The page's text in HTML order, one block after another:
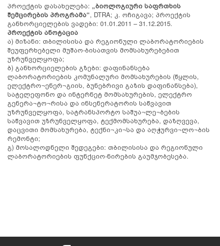
პროექტის დასახელება: „ბიოლოგიური საფრთხის
შემცირების პროგრამა“, DTRA; კ. ოჩიგავა; პროექტის
განხორციელების ვადები: 01.01.2011 – 31.12.2015.
პროექტის ანოტაცია
ა) მიზანი: თბილისისა და რეგიონული ლაბორატორიების
შეუფერხებელი მუშაო-ბისათვის მომსახურებებით
უზრუნველყოფა;
ბ) განხორციელების გზები: დაფინანსება
ლაბორატორიების კომუნალური მომსახურების (წყლის,
ელექტრო¬ენერ¬გიის, ბუნებრივი გაზის დაფინანსება),
სატელეფონო და ინტერნეტ მომსახურების, ელექტრო
გენერა¬ტო¬რისა და ინსენერატორის საწვავით
უზრუნველყოფა, სატრანსპორტო საშუა¬ლე¬ბების
საწვავით უზრუნველყოფა, ტექმომსახურება, დაზღვევა,
დაცვითი მომსახურება, ტექნი¬კი¬სა და აღჭურვი¬ლო¬ბის
რემონტი;
გ) მოსალოდნელი შედეგები: თბილისისა და რეგიონული
ლაბორატორიების ფუნქციო-ნირების გაუმჯობესება.